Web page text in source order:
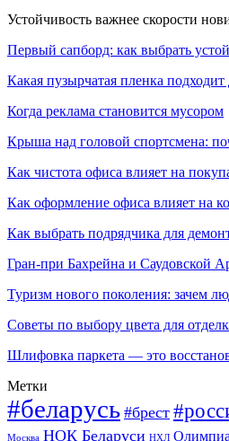
Устойчивость важнее скорости
Первый сапборд: как выбрать
Какая пузырчатая пленка
Когда реклама становится мусором
Крыша над головой спортсмена:
Как чистота офиса влияет на
Как оформление офиса влияет на
Как выбрать подрядчика для
Гран-при Бахрейна и Саудовской
Туризм нового поколения: зачем
Советы по выбору цвета для
Шлифовка паркета — это
Метки
#беларусь #брест
Москва НОК Беларуси НХЛ